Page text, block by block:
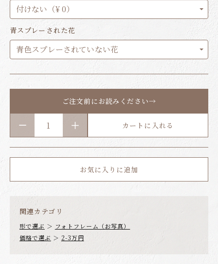
青スプレーされた花
ご注文前にお読みください→
カートに入れる
お気に入りに追加
関連カテゴリ
形で選ぶ ＞ フォトフレーム（お写真）
価格で選ぶ ＞ 2-3万円